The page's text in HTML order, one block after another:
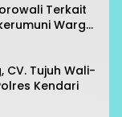
Terkait
Warga
CV. Tujuh Wali-
Kendari